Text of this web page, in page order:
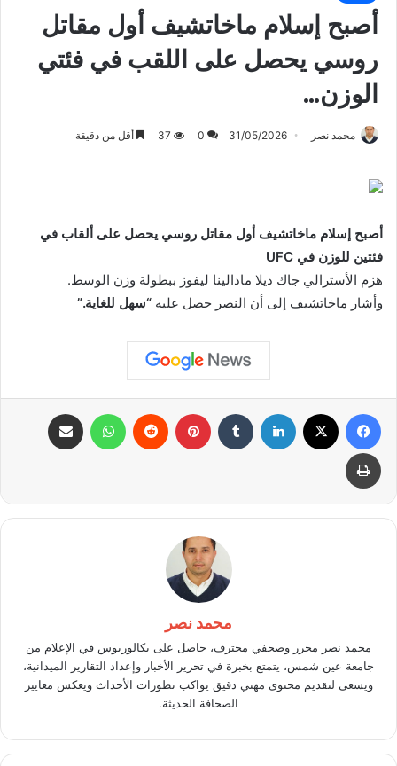
أصبح إسلام ماخاتشيف أول مقاتل
روسي يحصل على اللقب في فئتي
الوزن…
محمد نصر 31/05/2026
0
37 أقل من دقيقة
أصبح إسلام ماخاتشيف أول مقاتل روسي يحصل على ألقاب في
فئتين للوزن في UFC
هزم الأسترالي جاك ديلا مادالينا ليفوز ببطولة وزن الوسط.
وأشار ماخاتشيف إلى أن النصر حصل عليه “سهل للغاية.”
فيسبوك لينكدإن بينتيريست واتساب
طباعة
محمد نصر
محمد نصر محرر وصحفي محترف، حاصل على بكالوريوس في الإعلام من
جامعة عين شمس، يتمتع بخبرة في تحرير الأخبار وإعداد التقارير الميدانية،
ويسعى لتقديم محتوى مهني دقيق يواكب تطورات الأحداث ويعكس معايير
الصحافة الحديثة.